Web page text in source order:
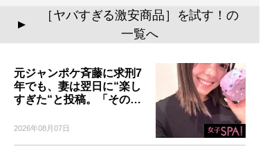
▲
［ヤバすぎる激安商品］を試す！の
一覧へ
元ジャンポケ斉藤に求刑7
年でも、妻は翌日に“楽し
すぎた“と投稿。「その…
2026年08月07日